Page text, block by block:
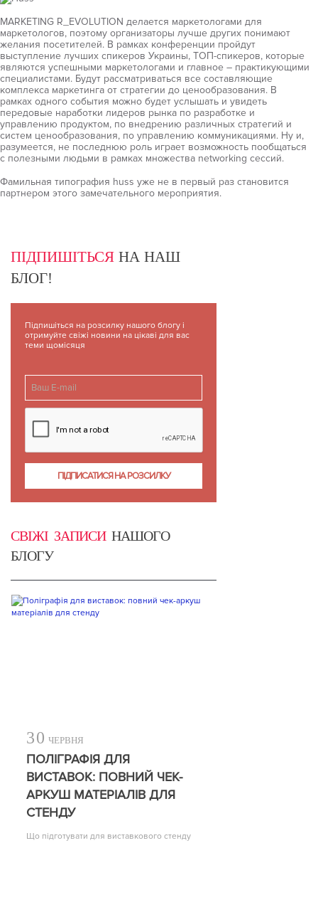
MARKETING R_EVOLUTION делается маркетологами для
маркетологов, поэтому организаторы лучше других понимают
желания посетителей. В рамках конференции пройдут
выступление лучших спикеров Украины, ТОП-спикеров, которые
являются успешными маркетологами и главное – практикующими
специалистами. Будут рассматриваться все составляющие
комплекса маркетинга от стратегии до ценообразования. В
рамках одного события можно будет услышать и увидеть
передовые наработки лидеров рынка по разработке и
управлению продуктом, по внедрению различных стратегий и
систем ценообразования, по управлению коммуникациями. Ну и,
разумеется, не последнюю роль играет возможность пообщаться
с полезными людьми в рамках множества networking сессий.
Фамильная типография huss уже не в первый раз становится
партнером этого замечательного мероприятия.
ПІДПИШІТЬСЯ НА НАШ
БЛОГ!
Підпишіться на розсилку нашого блогу і
отримуйте свіжі новини на цікаві для вас
теми щомісяця
СВІЖІ ЗАПИСИНАШОГО
БЛОГУ
30 ЧЕРВНЯ
ПОЛІГРАФІЯ ДЛЯ
ВИСТАВОК: ПОВНИЙ ЧЕК-
АРКУШ МАТЕРІАЛІВ ДЛЯ
СТЕНДУ
Що підготувати для виставкового стенду